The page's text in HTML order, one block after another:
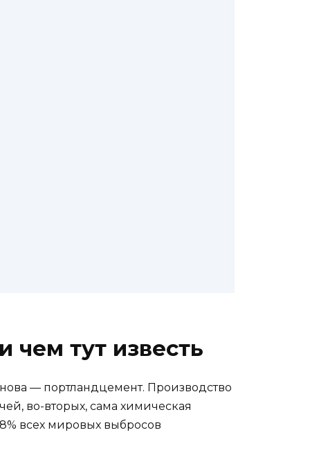
тут известь
— портландцемент. Производство
во-вторых, сама химическая
всех мировых выбросов